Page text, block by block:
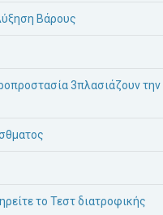
Βάρους
3πλασιάζουν την
το Τεστ διατροφικής